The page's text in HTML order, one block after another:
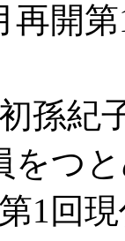
開第
紀
をつ
回現